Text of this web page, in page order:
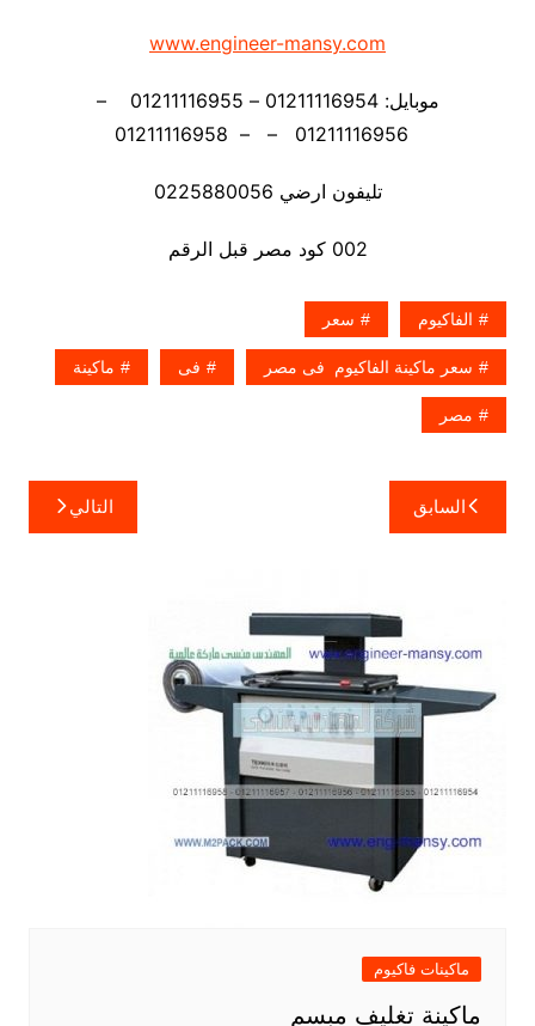
www.engineer-mansy.com
موبايل: 01211116954 – 01211116955 –
تليفون ارضي 0225880056
002 كود مصر قبل الرقم
الفاكيوم سعر
سعر ماكينة الفاكيوم فى مصر فى ماكينة
مصر
تصفّح
المقالات
السابق التالي
ماكينات فاكيوم
ماكينة تغليف مبسم